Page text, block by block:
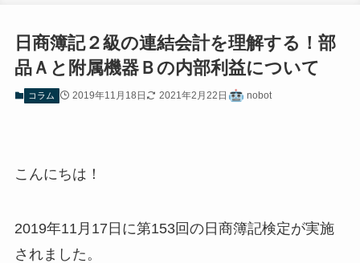
日商簿記２級の連結会計を理解する！部
品Ａと附属機器Ｂの内部利益について
コラム 2019年11月18日 2021年2月22日 nobot
こんにちは！
2019年11月17日に第153回の日商簿記検定が実施
されました。